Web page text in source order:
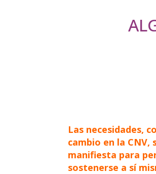
Las necesidades,
cambio en la
manifiesta para
sostenerse a sí